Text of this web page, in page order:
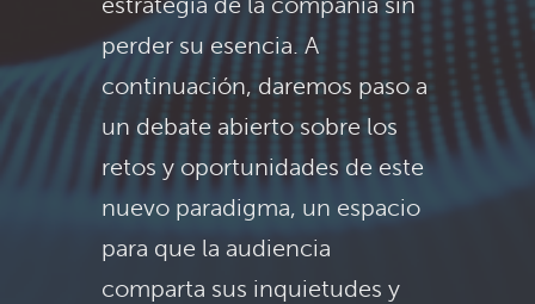
perder su esencia. A
continuación, daremos paso a
un debate abierto sobre los
retos y oportunidades de este
nuevo paradigma, un espacio
para que la audiencia
comparta sus inquietudes y